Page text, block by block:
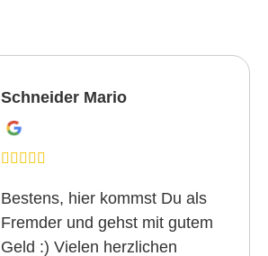
Schneider Mario
Bestens, hier kommst Du als
Fremder und gehst mit gutem
Geld :) Vielen herzlichen